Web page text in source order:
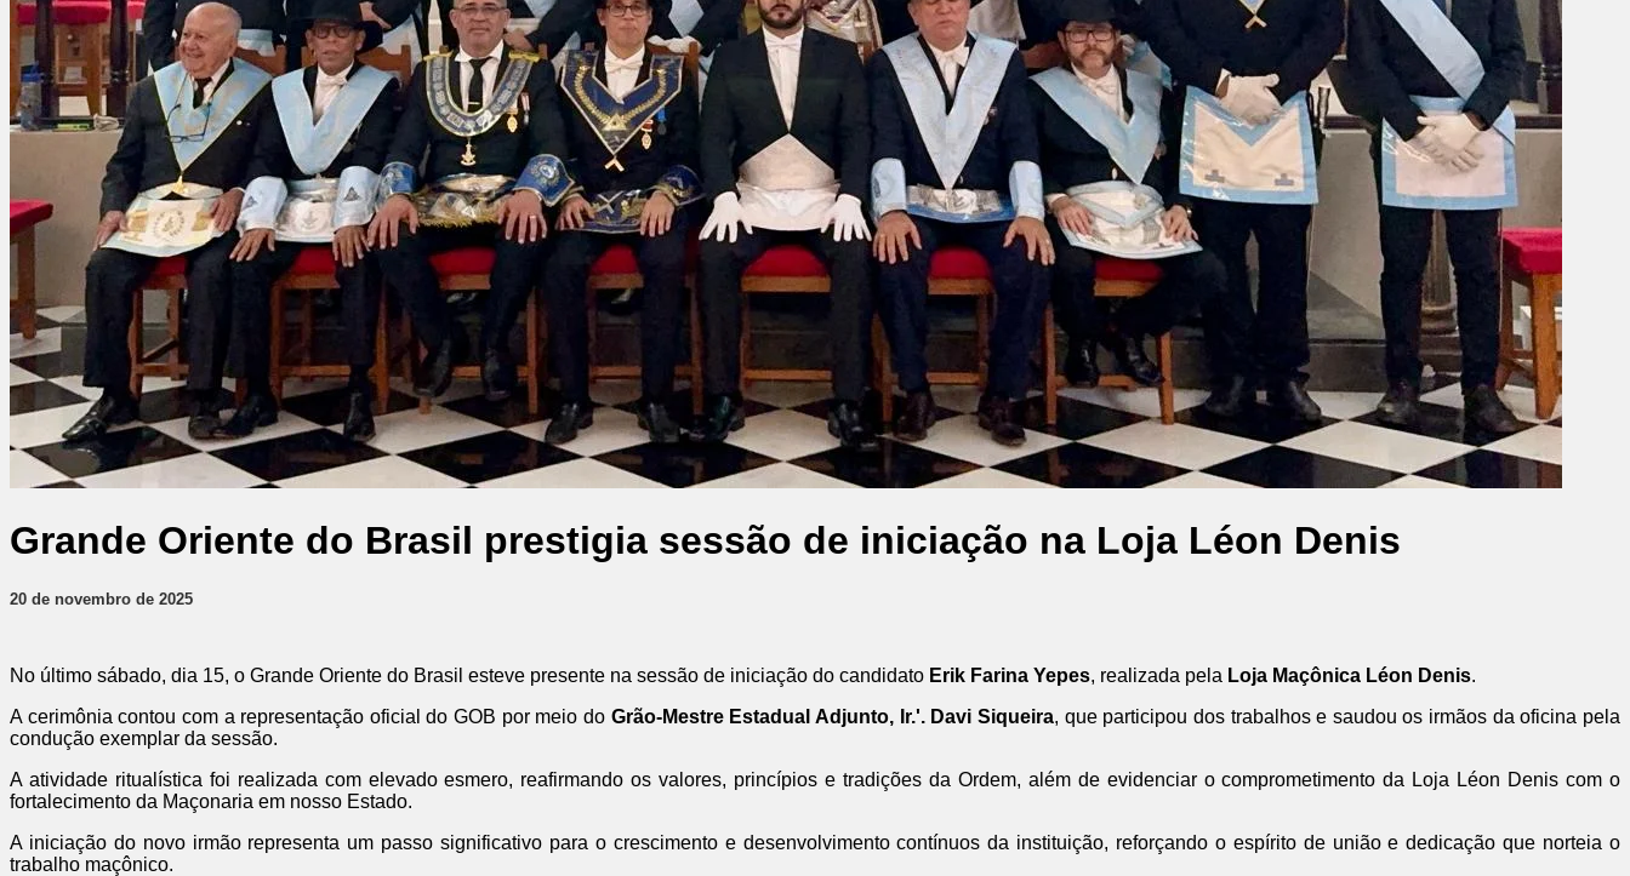
Grande Oriente do Brasil prestigia sessão de iniciação na Loja Léon Denis
20 de novembro de 2025
No último sábado, dia 15, o Grande Oriente do Brasil esteve presente na sessão de iniciação do candidato Erik Farina Yepes, realizada pela Loja Maçônica Léon Denis.
A cerimônia contou com a representação oficial do GOB por meio do Grão-Mestre Estadual Adjunto, Ir.'. Davi Siqueira, que participou dos trabalhos e saudou os irmãos da oficina pela
condução exemplar da sessão.
A atividade ritualística foi realizada com elevado esmero, reafirmando os valores, princípios e tradições da Ordem, além de evidenciar o comprometimento da Loja Léon Denis com o
fortalecimento da Maçonaria em nosso Estado.
A iniciação do novo irmão representa um passo significativo para o crescimento e desenvolvimento contínuos da instituição, reforçando o espírito de união e dedicação que norteia o
trabalho maçônico.